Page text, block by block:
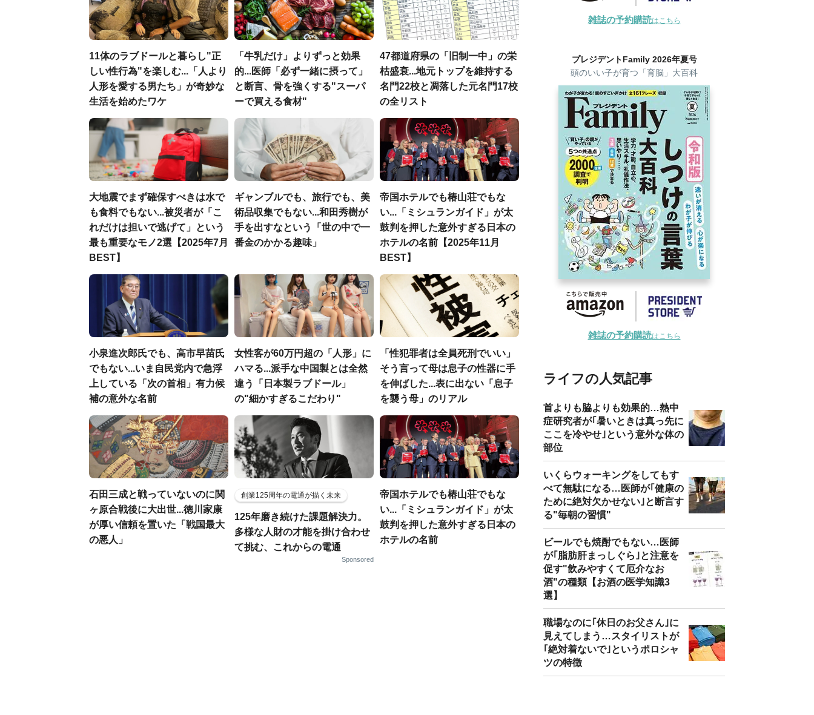
11体のラブドールと暮らし"正
しい性行為"を楽しむ...「人より
人形を愛する男たち」が奇妙な
生活を始めたワケ
「牛乳だけ」よりずっと効果
的...医師「必ず一緒に摂って」
と断言、骨を強くする"スーパ
ーで買える食材"
47都道府県の「旧制一中」の栄
枯盛衰...地元トップを維持する
名門22校と凋落した元名門17校
の全リスト
大地震でまず確保すべきは水で
も食料でもない...被災者が「こ
れだけは担いで逃げて」という
最も重要なモノ2選【2025年7月
BEST】
ギャンブルでも、旅行でも、美
術品収集でもない...和田秀樹が
手を出すなという「世の中で一
番金のかかる趣味」
帝国ホテルでも椿山荘でもな
い...「ミシュランガイド」が太
鼓判を押した意外すぎる日本の
ホテルの名前【2025年11月
BEST】
小泉進次郎氏でも、高市早苗氏
でもない...いま自民党内で急浮
上している「次の首相」有力候
補の意外な名前
女性客が60万円超の「人形」に
ハマる...派手な中国製とは全然
違う「日本製ラブドール」
の"細かすぎるこだわり"
「性犯罪者は全員死刑でいい」
そう言って母は息子の性器に手
を伸ばした...表に出ない「息子
を襲う母」のリアル
石田三成と戦っていないのに関
ヶ原合戦後に大出世...徳川家康
が厚い信頼を置いた「戦国最大
の悪人」
創業125周年の電通が描く未来
125年磨き続けた課題解決力。
多様な人財の才能を掛け合わせ
て挑む、これからの電通
Sponsored
帝国ホテルでも椿山荘でもな
い...「ミシュランガイド」が太
鼓判を押した意外すぎる日本の
ホテルの名前
雑誌の予約購読はこちら
プレジデントFamily 2026年夏号
頭のいい子が育つ「育脳」大百科
雑誌の予約購読はこちら
ライフの人気記事
首よりも脇よりも効果的…熱中
症研究者が｢暑いときは真っ先に
ここを冷やせ｣という意外な体の
部位
いくらウォーキングをしてもす
べて無駄になる…医師が｢健康の
ために絶対欠かせない｣と断言す
る"毎朝の習慣"
ビールでも焼酎でもない…医師
が｢脂肪肝まっしぐら｣と注意を
促す"飲みやすくて厄介なお
酒"の種類【お酒の医学知識3
選】
職場なのに｢休日のお父さん｣に
見えてしまう…スタイリストが
｢絶対着ないで｣というポロシャ
ツの特徴